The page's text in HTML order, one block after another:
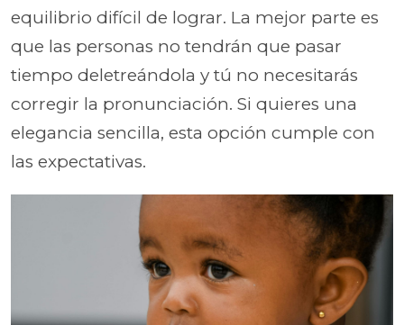
equilibrio difícil de lograr. La mejor parte es
que las personas no tendrán que pasar
tiempo deletreándola y tú no necesitarás
corregir la pronunciación. Si quieres una
elegancia sencilla, esta opción cumple con
las expectativas.